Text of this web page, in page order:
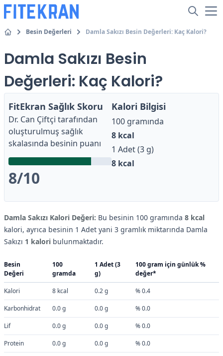
Besin Değerleri Damla Sakızı Besin Değerleri: Kaç Kalori?
Damla Sakızı Besin
Değerleri: Kaç Kalori?
FitEkran Sağlık Skoru
Dr. Can Çiftçi tarafından
oluşturulmuş sağlık
skalasında besinin puanı
8/10
Kalori Bilgisi
100 gramında
8 kcal
1 Adet (3 g)
8 kcal
Damla Sakızı Kalori Değeri: Bu besinin 100 gramında 8 kcal
kalori, ayrıca besinin 1 Adet yani 3 gramlık miktarında Damla
Sakızı 1 kalori bulunmaktadır.
Besin
Değeri
100
gramda
1 Adet (3
g)
100 gram için günlük %
değer*
Kalori 8 kcal 0.2 g % 0.4
Karbonhidrat 0.0 g 0.0 g % 0.0
Lif 0.0 g 0.0 g % 0.0
Protein 0.0 g 0.0 g % 0.0